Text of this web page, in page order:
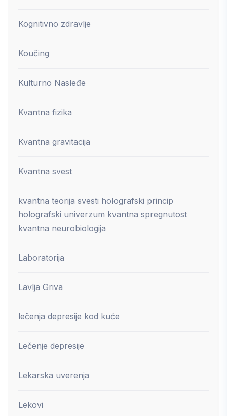
Kognitivno zdravlje
Koučing
Kulturno Nasleđe
Kvantna fizika
Kvantna gravitacija
Kvantna svest
kvantna teorija svesti holografski princip
holografski univerzum kvantna spregnutost
kvantna neurobiologija
Laboratorija
Lavlja Griva
lečenja depresije kod kuće
Lečenje depresije
Lekarska uverenja
Lekovi